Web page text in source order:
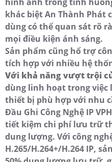
khác biệt An Thành Phát
dùng có thể quan sát rõ
mọi điều kiện ánh sáng.
Sản phẩm cũng hổ trợ
tích hợp với nhiều hệ
Với khả năng vượt trội
dùng linh hoạt trong việc
thiết bị phù hợp với nhu
Đầu Ghi Công Nghệ IP
tiết kiệm chi phí lưu trữ
dung lượng. Với công
H.265/H.264+/H.264 IP,